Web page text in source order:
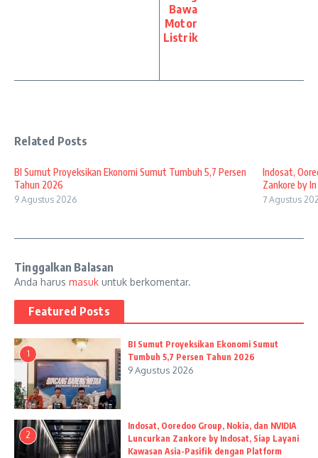
Bawa
Motor
Listrik
Related Posts
BI Sumut Proyeksikan Ekonomi Sumut Tumbuh 5,7 Persen
Tahun 2026
9 Agustus 2026
Indosat,
Zankore by In
7 Agustus
Tinggalkan Balasan
Anda harus masuk untuk berkomentar.
Featured Posts
1
BI Sumut Proyeksikan Ekonomi Sumut
Tumbuh 5,7 Persen Tahun 2026
9 Agustus 2026
2
Indosat, Ooredoo Group, Nokia, dan NVIDIA
Luncurkan Zankore by Indosat, Siap Layani
Kawasan Asia-Pasifik dengan Platform